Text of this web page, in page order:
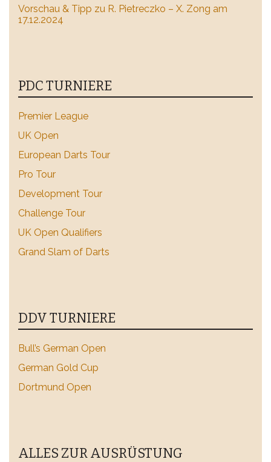
Vorschau & Tipp zu R. Pietreczko – X. Zong am
17.12.2024
PDC TURNIERE
Premier League
UK Open
European Darts Tour
Pro Tour
Development Tour
Challenge Tour
UK Open Qualifiers
Grand Slam of Darts
DDV TURNIERE
Bull’s German Open
German Gold Cup
Dortmund Open
ALLES ZUR AUSRÜSTUNG